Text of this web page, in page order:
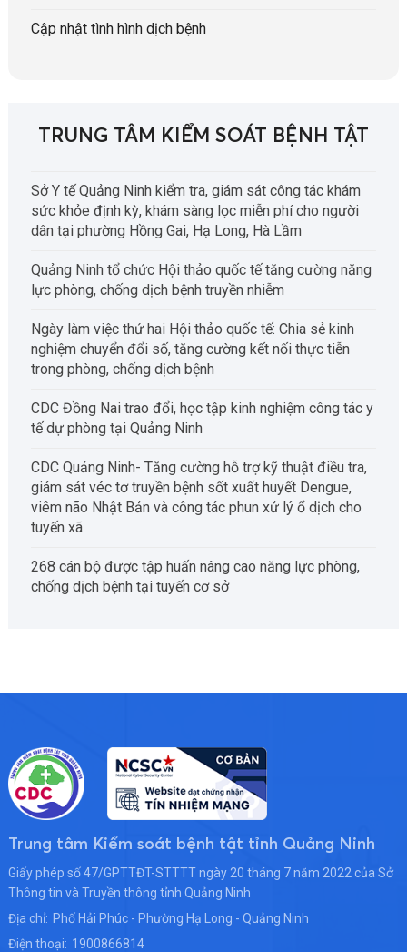
Cập nhật tình hình dịch bệnh
TRUNG TÂM KIỂM SOÁT BỆNH TẬT
Sở Y tế Quảng Ninh kiểm tra, giám sát công tác khám
sức khỏe định kỳ, khám sàng lọc miễn phí cho người
dân tại phường Hồng Gai, Hạ Long, Hà Lầm
Quảng Ninh tổ chức Hội thảo quốc tế tăng cường năng
lực phòng, chống dịch bệnh truyền nhiễm
Ngày làm việc thứ hai Hội thảo quốc tế: Chia sẻ kinh
nghiệm chuyển đổi số, tăng cường kết nối thực tiễn
trong phòng, chống dịch bệnh
CDC Đồng Nai trao đổi, học tập kinh nghiệm công tác y
tế dự phòng tại Quảng Ninh
CDC Quảng Ninh- Tăng cường hỗ trợ kỹ thuật điều tra,
giám sát véc tơ truyền bệnh sốt xuất huyết Dengue,
viêm não Nhật Bản và công tác phun xử lý ổ dịch cho
tuyến xã
268 cán bộ được tập huấn nâng cao năng lực phòng,
chống dịch bệnh tại tuyến cơ sở
Trung tâm Kiểm soát bệnh tật tỉnh Quảng Ninh
Giấy phép số 47/GPTTĐT-STTTT ngày 20 tháng 7 năm 2022 của Sở
Thông tin và Truyền thông tỉnh Quảng Ninh
Địa chỉ: Phố Hải Phúc - Phường Hạ Long - Quảng Ninh
Điện thoại: 1900866814